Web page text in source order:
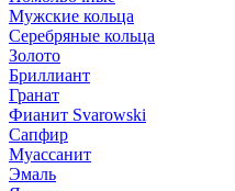
Мужские кольца
Серебряные кольца
Золото
Бриллиант
Гранат
Фианит Svarowski
Сапфир
Муассанит
Эмаль